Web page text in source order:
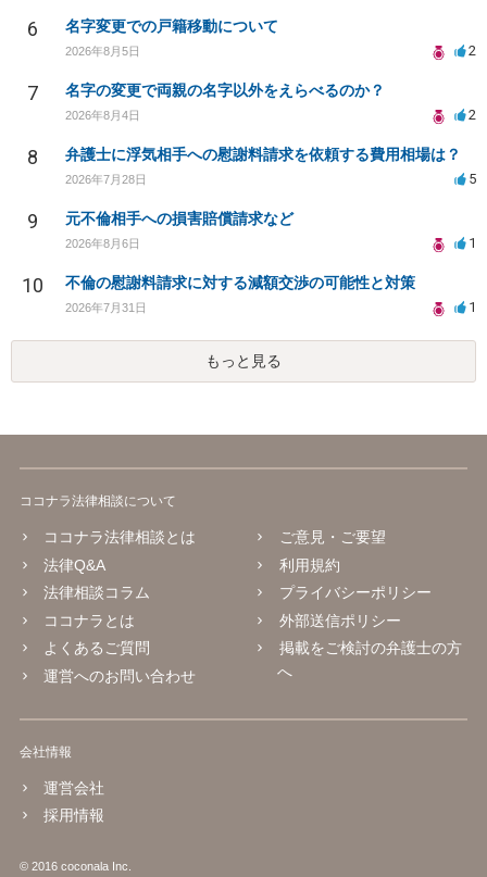
6 名字変更での戸籍移動について
2026年8月5日 2
7 名字の変更で両親の名字以外をえらべるのか？
2026年8月4日 2
8 弁護士に浮気相手への慰謝料請求を依頼する費用相場は？
2026年7月28日 5
9 元不倫相手への損害賠償請求など
2026年8月6日 1
10 不倫の慰謝料請求に対する減額交渉の可能性と対策
2026年7月31日 1
もっと見る
ココナラ法律相談について
ココナラ法律相談とは
法律Q&A
法律相談コラム
ココナラとは
よくあるご質問
運営へのお問い合わせ
ご意見・ご要望
利用規約
プライバシーポリシー
外部送信ポリシー
掲載をご検討の弁護士の方
へ
会社情報
運営会社
採用情報
© 2016 coconala Inc.